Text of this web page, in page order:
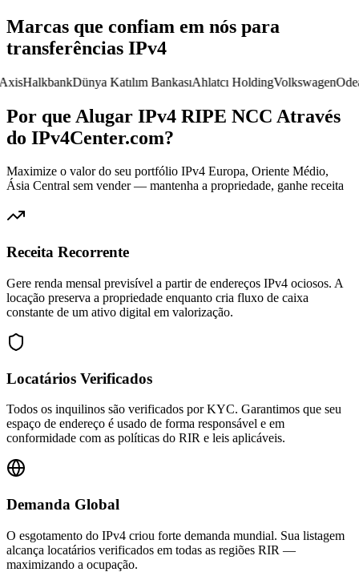
Marcas que confiam em nós para
transferências IPv4
HalkbankDünya Katılım BankasıAhlatcı HoldingVolkswagen
Por que Alugar IPv4 RIPE NCC Através
do IPv4Center.com?
Maximize o valor do seu portfólio IPv4 Europa, Oriente Médio,
Ásia Central sem vender — mantenha a propriedade, ganhe receita
Receita Recorrente
Gere renda mensal previsível a partir de endereços IPv4 ociosos. A
locação preserva a propriedade enquanto cria fluxo de caixa
constante de um ativo digital em valorização.
Locatários Verificados
Todos os inquilinos são verificados por KYC. Garantimos que seu
espaço de endereço é usado de forma responsável e em
conformidade com as políticas do RIR e leis aplicáveis.
Demanda Global
O esgotamento do IPv4 criou forte demanda mundial. Sua listagem
alcança locatários verificados em todas as regiões RIR —
maximizando a ocupação.